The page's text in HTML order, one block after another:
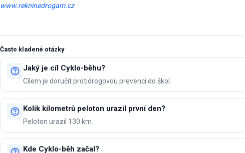
www.rekninedrogam.cz
Často kladené otázky
Jaký je cíl Cyklo-běhu?
Cílem je doručit protidrogovou prevenci do škol.
Kolik kilometrů peloton urazil první den?
Peloton urazil 130 km.
Kde Cyklo-běh začal?